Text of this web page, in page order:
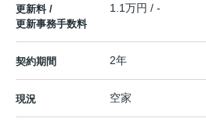
更新料 /
更新事務手数料
1.1万円 / -
契約期間 2年
現況 空家